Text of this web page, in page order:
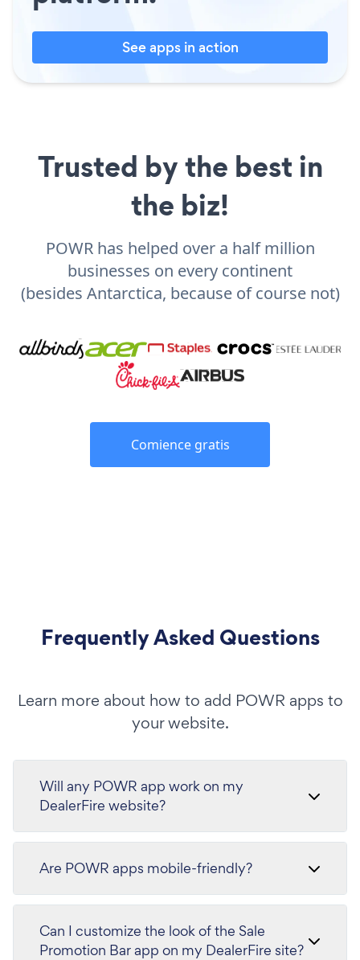
See apps in action
Trusted by the best in
the biz!
POWR has helped over a half million
businesses on every continent
(besides Antarctica, because of course not)
Comience gratis
Frequently Asked Questions
Learn more about how to add POWR apps to
your website.
Will any POWR app work on my
DealerFire website?
Are POWR apps mobile-friendly?
Can I customize the look of the Sale
Promotion Bar app on my DealerFire site?